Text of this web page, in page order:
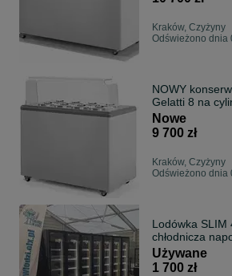
Kraków, Czyżyny
Odświeżono dnia
NOWY
Gelatti 8 na cylindry
GRATIS
KOMI MK COLD
Nowe
9 700 zł
Kraków, Czyżyny
Odświeżono dnia
Lodówka SLIM
chłodnicza
DOSTAWA kraj
kebab
Używane
1 700 zł